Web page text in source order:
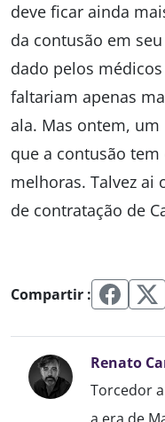
deve ficar ainda
da contusão em
dado pelos
faltariam apenas
ala. Mas ontem,
que a contusão
melhoras. Talvez
de contratação de
Compartir :
Renato
Torcedor